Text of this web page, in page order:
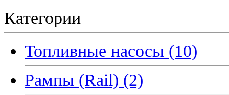
Категории
Топливные насосы (10)
Рампы (Rail) (2)